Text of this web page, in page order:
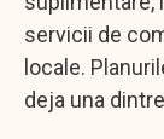
servicii de
locale.
deja una